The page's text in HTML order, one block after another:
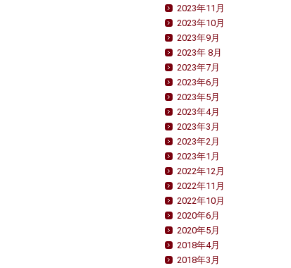
2023年11月
2023年10月
2023年9月
2023年 8月
2023年7月
2023年6月
2023年5月
2023年4月
2023年3月
2023年2月
2023年1月
2022年12月
2022年11月
2022年10月
2020年6月
2020年5月
2018年4月
2018年3月